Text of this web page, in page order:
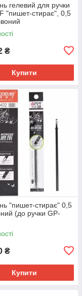
гелевий для ручки
"пишет-стирає", 0,5
₴
Купити
"пишет-стирає" 0,5
(до ручки GP-
₴
Купити